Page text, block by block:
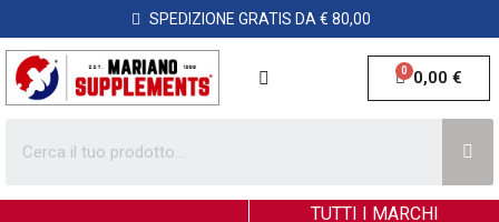
SPEDIZIONE GRATIS DA € 80,00
0,00 €
TUTTI I MARCHI